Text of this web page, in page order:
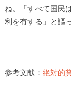
ね。「すべて国民
利を有する」と謳
参考文献： 絶対的